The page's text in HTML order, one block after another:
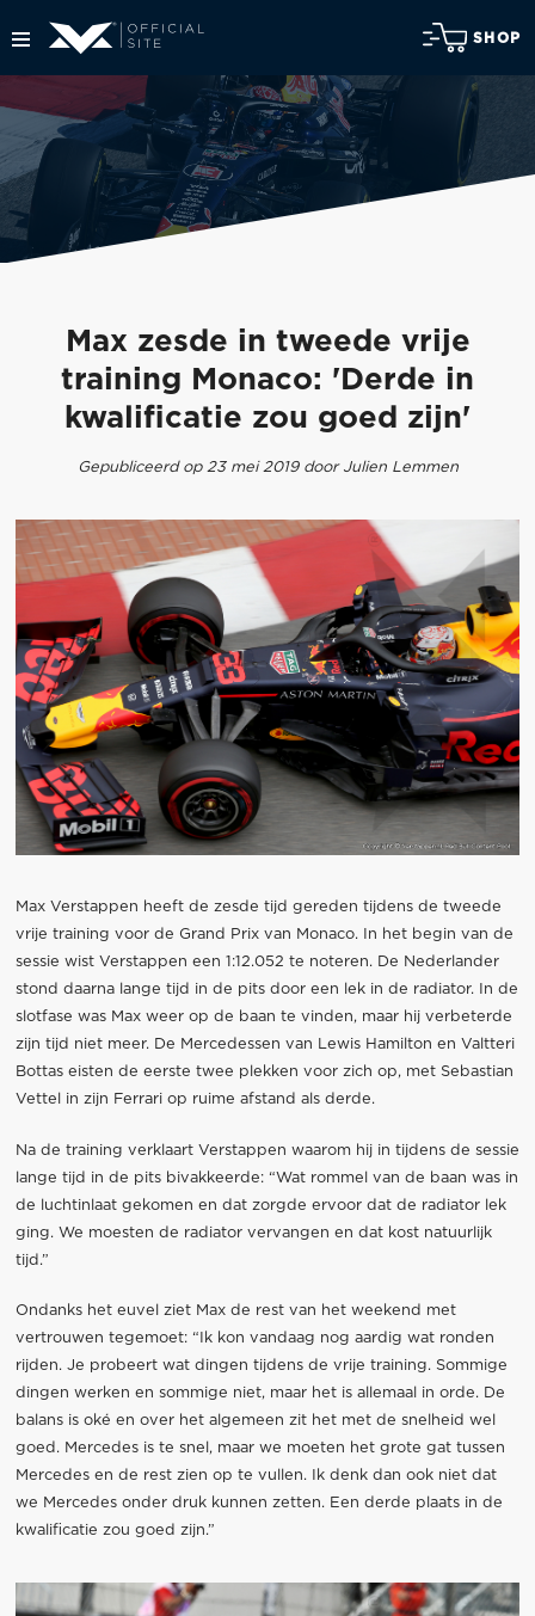
SHOP
Max zesde in tweede vrije
training Monaco: 'Derde in
kwalificatie zou goed zijn'
Gepubliceerd op 23 mei 2019 door Julien Lemmen
Max Verstappen heeft de zesde tijd gereden tijdens de tweede
vrije training voor de Grand Prix van Monaco. In het begin van de
sessie wist Verstappen een 1:12.052 te noteren. De Nederlander
stond daarna lange tijd in de pits door een lek in de radiator. In de
slotfase was Max weer op de baan te vinden, maar hij verbeterde
zijn tijd niet meer. De Mercedessen van Lewis Hamilton en Valtteri
Bottas eisten de eerste twee plekken voor zich op, met Sebastian
Vettel in zijn Ferrari op ruime afstand als derde.
Na de training verklaart Verstappen waarom hij in tijdens de sessie
lange tijd in de pits bivakkeerde: “Wat rommel van de baan was in
de luchtinlaat gekomen en dat zorgde ervoor dat de radiator lek
ging. We moesten de radiator vervangen en dat kost natuurlijk
tijd.”
Ondanks het euvel ziet Max de rest van het weekend met
vertrouwen tegemoet: “Ik kon vandaag nog aardig wat ronden
rijden. Je probeert wat dingen tijdens de vrije training. Sommige
dingen werken en sommige niet, maar het is allemaal in orde. De
balans is oké en over het algemeen zit het met de snelheid wel
goed. Mercedes is te snel, maar we moeten het grote gat tussen
Mercedes en de rest zien op te vullen. Ik denk dan ook niet dat
we Mercedes onder druk kunnen zetten. Een derde plaats in de
kwalificatie zou goed zijn.”